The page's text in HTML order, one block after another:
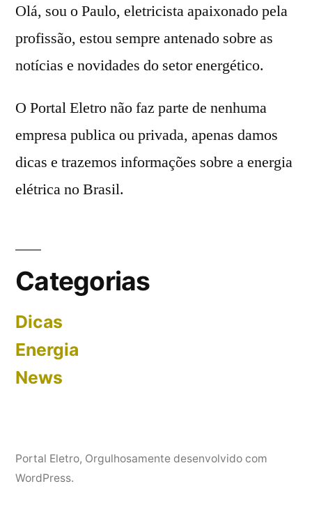
Olá, sou o Paulo, eletricista apaixonado pela
profissão, estou sempre antenado sobre as
notícias e novidades do setor energético.
O Portal Eletro não faz parte de nenhuma
empresa publica ou privada, apenas damos
dicas e trazemos informações sobre a energia
elétrica no Brasil.
Categorias
Dicas
Energia
News
Portal Eletro, Orgulhosamente desenvolvido com
WordPress.